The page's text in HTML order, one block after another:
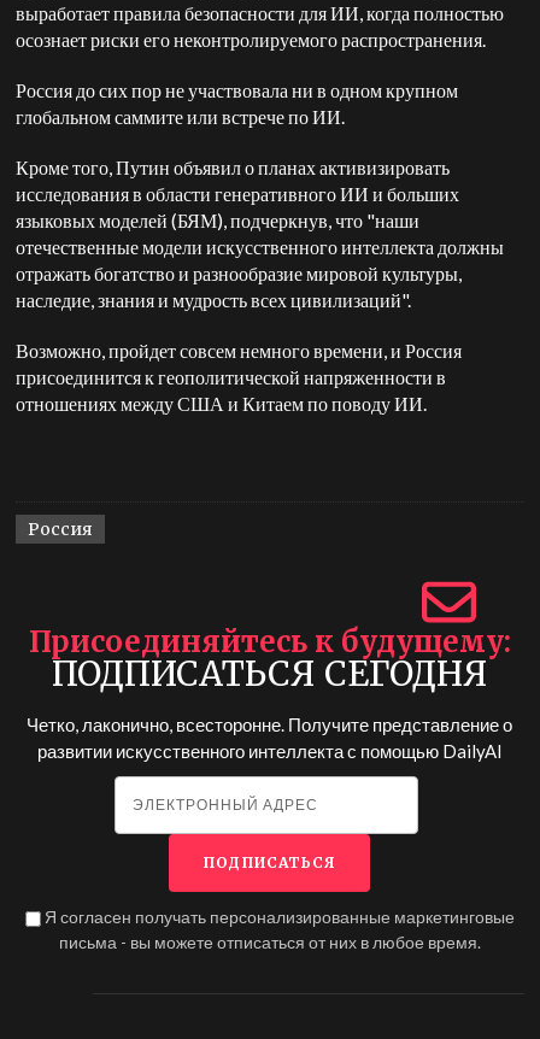
выработает правила безопасности для ИИ, когда полностью
осознает риски его неконтролируемого распространения.
Россия до сих пор не участвовала ни в одном крупном
глобальном саммите или встрече по ИИ.
Кроме того, Путин объявил о планах активизировать
исследования в области генеративного ИИ и больших
языковых моделей (БЯМ), подчеркнув, что "наши
отечественные модели искусственного интеллекта должны
отражать богатство и разнообразие мировой культуры,
наследие, знания и мудрость всех цивилизаций".
Возможно, пройдет совсем немного времени, и Россия
присоединится к геополитической напряженности в
отношениях между США и Китаем по поводу ИИ.
Россия
Присоединяйтесь к будущему
ПОДПИСАТЬСЯ СЕГОДНЯ
Четко, лаконично, всесторонне. Получите представление о
развитии искусственного интеллекта с помощью DailyAI
Я согласен получать персонализированные маркетинговые
письма - вы можете отписаться от них в любое время.